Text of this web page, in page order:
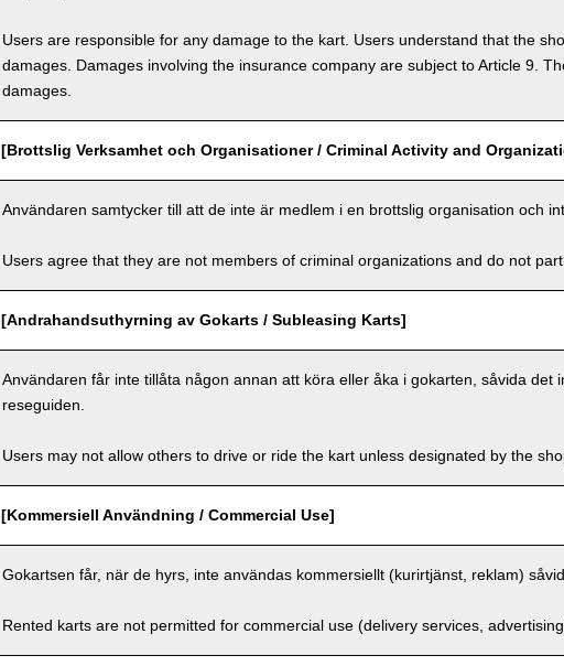
Users are responsible for any damage to the kart. Users understand that the
damages. Damages involving the insurance company are subject to Article 9.
damages.
[Brottslig Verksamhet och Organisationer / Criminal Activity and
Användaren samtycker till att de inte är medlem i en brottslig organisation och
Users agree that they are not members of criminal organizations and do not
[Andrahandsuthyrning av Gokarts / Subleasing Karts]
Användaren får inte tillåta någon annan att köra eller åka i gokarten, såvida det
reseguiden.
Users may not allow others to drive or ride the kart unless designated by the
[Kommersiell Användning / Commercial Use]
Gokartsen får, när de hyrs, inte användas kommersiellt (kurirtjänst, reklam)
Rented karts are not permitted for commercial use (delivery services,